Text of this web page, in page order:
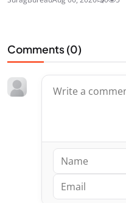
Comments (0)